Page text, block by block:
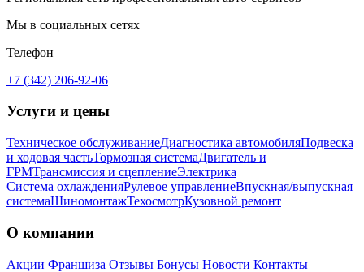
Мы в социальных сетях
Телефон
+7 (342) 206-92-06
Услуги и цены
Техническое обслуживаниеДиагностика автомобиляПодвеска
и ходовая частьТормозная системаДвигатель и
ГРМТрансмиссия и сцеплениеЭлектрика
Система охлажденияРулевое управлениеВпускная/выпускная
системаШиномонтажТехосмотрКузовной ремонт
О компании
Акции Франшиза Отзывы Бонусы Новости Контакты